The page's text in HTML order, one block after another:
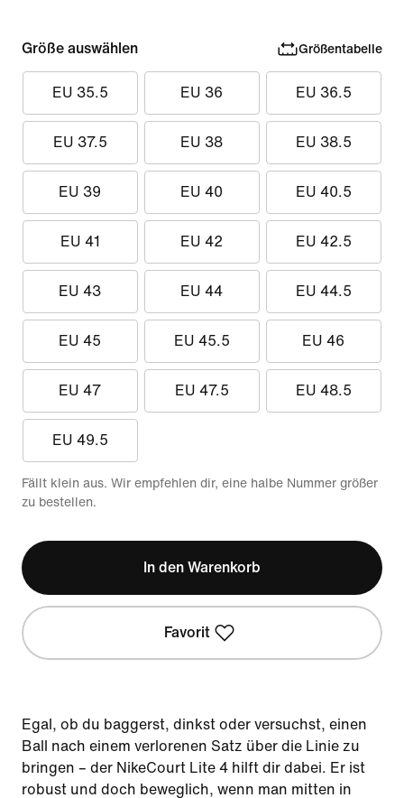
Größe auswählen Größentabelle
EU 35.5 EU 36 EU 36.5
EU 37.5 EU 38 EU 38.5
EU 39 EU 40 EU 40.5
EU 41 EU 42 EU 42.5
EU 43 EU 44 EU 44.5
EU 45 EU 45.5 EU 46
EU 47 EU 47.5 EU 48.5
EU 49.5
Fällt klein aus. Wir empfehlen dir, eine halbe Nummer größer
zu bestellen.
In den Warenkorb
Favorit
Egal, ob du baggerst, dinkst oder versuchst, einen
Ball nach einem verlorenen Satz über die Linie zu
bringen – der NikeCourt Lite 4 hilft dir dabei. Er ist
robust und doch beweglich, wenn man mitten in